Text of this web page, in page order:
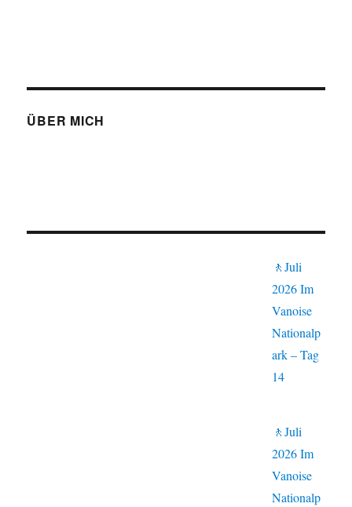
ÜBER MICH
🚶Juli
2026 Im
Vanoise
Nationalp
ark – Tag
14
🚶Juli
2026 Im
Vanoise
Nationalp